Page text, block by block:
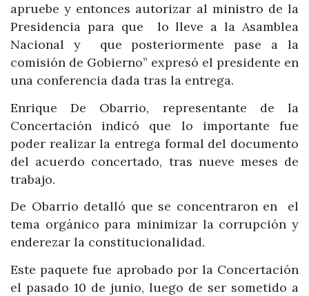
apruebe y entonces autorizar al ministro de la
Presidencia para que lo lleve a la Asamblea
Nacional y que posteriormente pase a la
comisión de Gobierno” expresó el presidente en
una conferencia dada tras la entrega.
Enrique De Obarrio, representante de la
Concertación indicó que lo importante fue
poder realizar la entrega formal del documento
del acuerdo concertado, tras nueve meses de
trabajo.
De Obarrio detalló que se concentraron en el
tema orgánico para minimizar la corrupción y
enderezar la constitucionalidad.
Este paquete fue aprobado por la Concertación
el pasado 10 de junio, luego de ser sometido a